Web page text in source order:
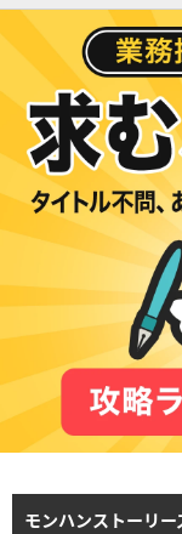
モンハンストーリー